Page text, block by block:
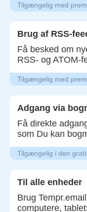
Tilgængelig med
Brug af RSS-
Få besked om
RSS- og ATOM-
Tilgængelig med
Adgang via
Få direkte
som Du kan
Tilgængelig i den
Til alle enheder
Brug
computere,